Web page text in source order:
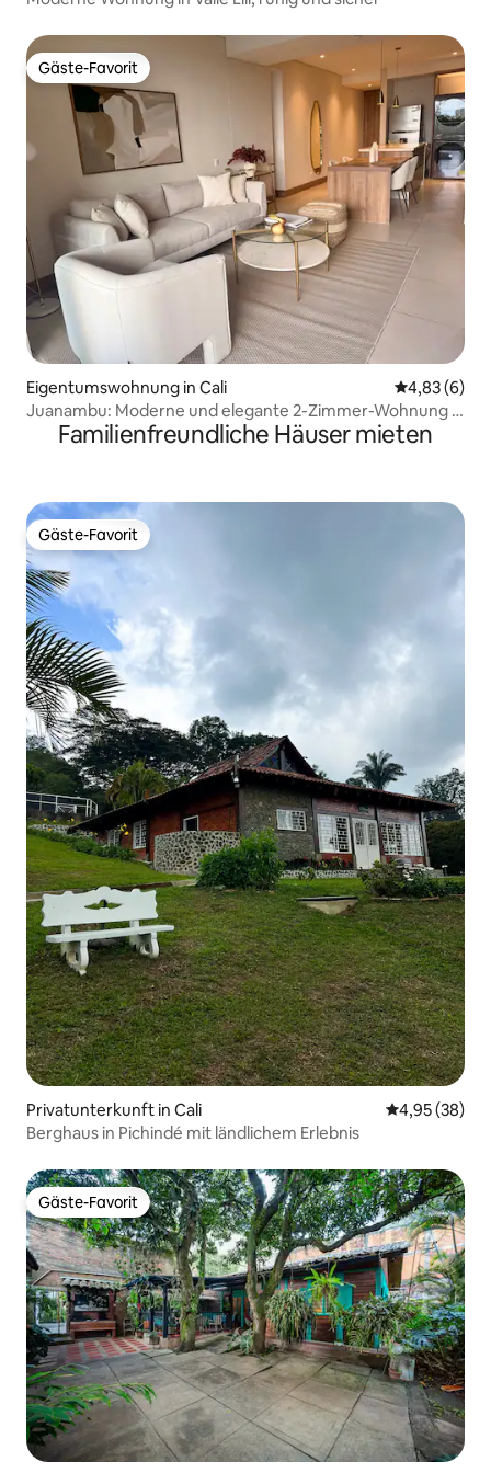
Gäste-Favorit
Gäste-Favorit
Eigentumswohnung in Cali
4,83 (6)
Juanambu: Moderne und elegante 2-Zimmer-Wohnung –
Klimaanlage
Familienfreundliche Häuser mieten
Gäste-Favorit
Gäste-Favorit
Privatunterkunft in Cali
4,95 (38)
Berghaus in Pichindé mit ländlichem Erlebnis
Gäste-Favorit
Gäste-Favorit